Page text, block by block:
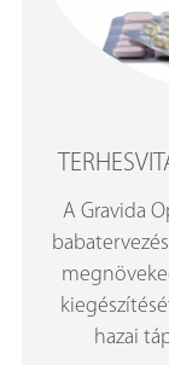
A Gravida
hazai